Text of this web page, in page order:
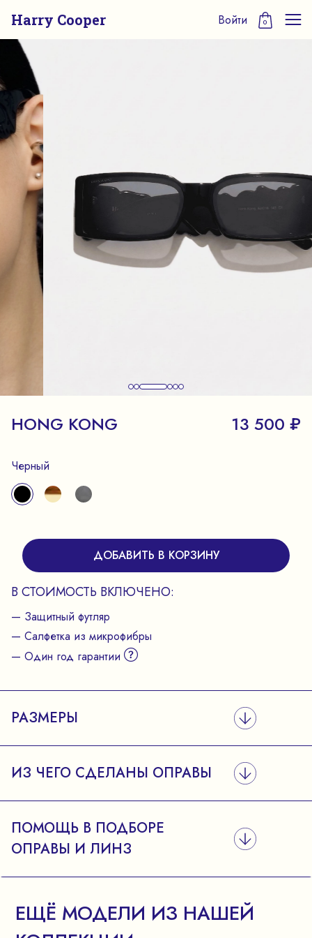
Harry Cooper Войти 0
HONG KONG 13 500 ₽
Черный
ДОБАВИТЬ В КОРЗИНУ
В СТОИМОСТЬ ВКЛЮЧЕНО:
— Защитный футляр
— Салфетка из микрофибры
— Один год гарантии
РАЗМЕРЫ
ИЗ ЧЕГО СДЕЛАНЫ ОПРАВЫ
ПОМОЩЬ В ПОДБОРЕ
ОПРАВЫ И ЛИНЗ
ЕЩЁ МОДЕЛИ ИЗ НАШЕЙ